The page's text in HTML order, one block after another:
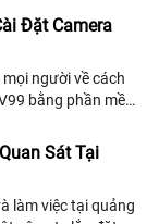
Đặt Camera
người về cách
bằng phần mền
Sát Tại
làm việc tại quảng